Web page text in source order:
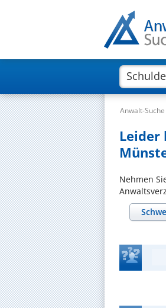
Anwalt-Suche
Leider
Nehmen